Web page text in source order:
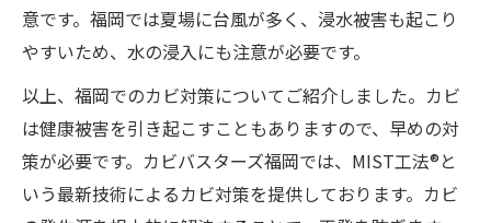
意です。福岡では夏場に台風が多く、浸水被害も起こり
やすいため、水の浸入にも注意が必要です。
以上、福岡でのカビ対策についてご紹介しました。カビ
は健康被害を引き起こすこともありますので、早めの対
策が必要です。カビバスターズ福岡では、MIST工法®と
いう最新技術によるカビ対策を提供しております。カビ